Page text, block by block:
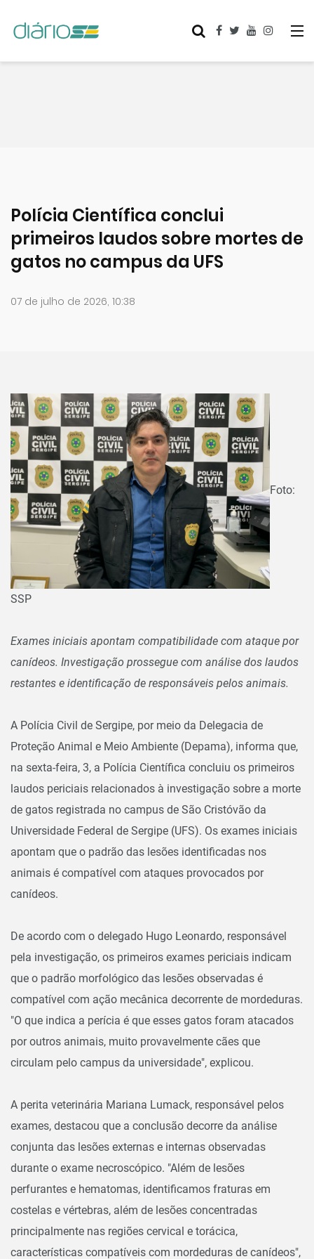
Polícia Científica conclui
primeiros laudos sobre mortes de
gatos no campus da UFS
07 de julho de 2026, 10:38
Foto:
SSP
Exames iniciais apontam compatibilidade com ataque por
canídeos. Investigação prossegue com análise dos laudos
restantes e identificação de responsáveis pelos animais.
A Polícia Civil de Sergipe, por meio da Delegacia de
Proteção Animal e Meio Ambiente (Depama), informa que,
na sexta-feira, 3, a Polícia Científica concluiu os primeiros
laudos periciais relacionados à investigação sobre a morte
de gatos registrada no campus de São Cristóvão da
Universidade Federal de Sergipe (UFS). Os exames iniciais
apontam que o padrão das lesões identificadas nos
animais é compatível com ataques provocados por
canídeos.
De acordo com o delegado Hugo Leonardo, responsável
pela investigação, os primeiros exames periciais indicam
que o padrão morfológico das lesões observadas é
compatível com ação mecânica decorrente de mordeduras.
"O que indica a perícia é que esses gatos foram atacados
por outros animais, muito provavelmente cães que
circulam pelo campus da universidade", explicou.
A perita veterinária Mariana Lumack, responsável pelos
exames, destacou que a conclusão decorre da análise
conjunta das lesões externas e internas observadas
durante o exame necroscópico. "Além de lesões
perfurantes e hematomas, identificamos fraturas em
costelas e vértebras, além de lesões concentradas
principalmente nas regiões cervical e torácica,
características compatíveis com mordeduras de canídeos",